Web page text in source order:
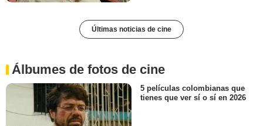
Últimas noticias de cine
Álbumes de fotos de cine
5 películas colombianas que
tienes que ver sí o sí en 2026